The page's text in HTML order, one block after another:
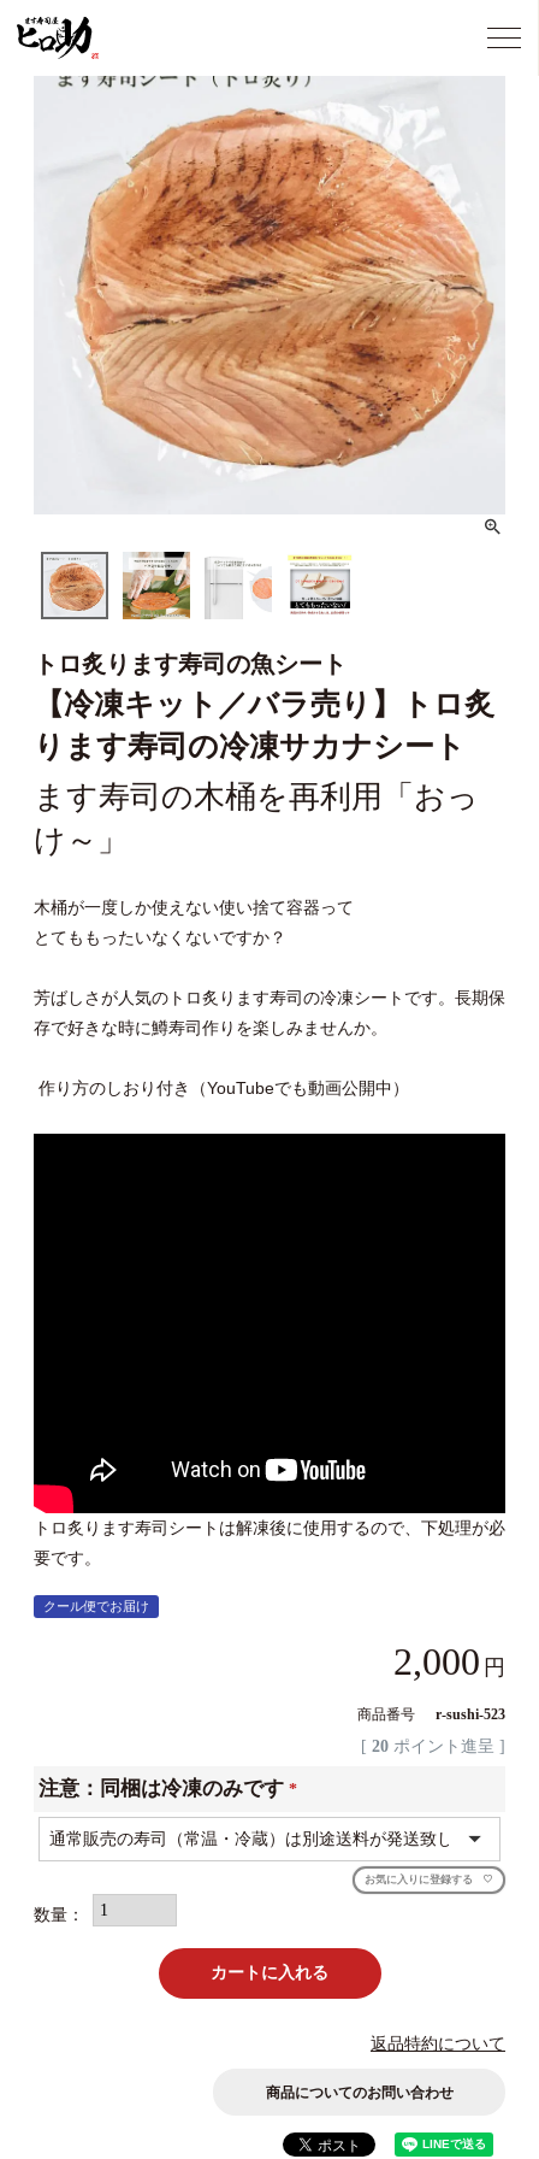
トロ炙ります寿司の魚シート
【冷凍キット／バラ売り】トロ炙
ります寿司の冷凍サカナシート
ます寿司の木桶を再利用「おっ
け～」
木桶が一度しか使えない使い捨て容器って
とてももったいなくないですか？
芳ばしさが人気のトロ炙ります寿司の冷凍シートです。長期保
存で好きな時に鱒寿司作りを楽しみませんか。
作り方のしおり付き（YouTubeでも動画公開中）
トロ炙ります寿司シートは解凍後に使用するので、下処理が必
要です。
クール便でお届け
2,000
商品番号 r-sushi-523
[ 20 ポイント進呈 ]
注意：同梱は冷凍のみです
(必
須)
お気に入りに登録する
カートに入れる
返品特約について
商品についてのお問い合わせ